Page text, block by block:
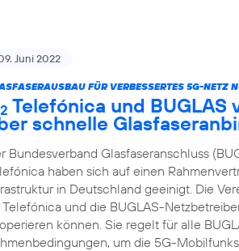
Juni 2022
FÜR VERBESSERTES 5G-NETZ
2 Telefónica und
schnelle
Bundesverband Glasfaseranschluss
haben sich auf einen
in Deutschland geeinigt. Die
Telefónica und die BUGLAS-
können. Sie regelt für alle
um die 5G-